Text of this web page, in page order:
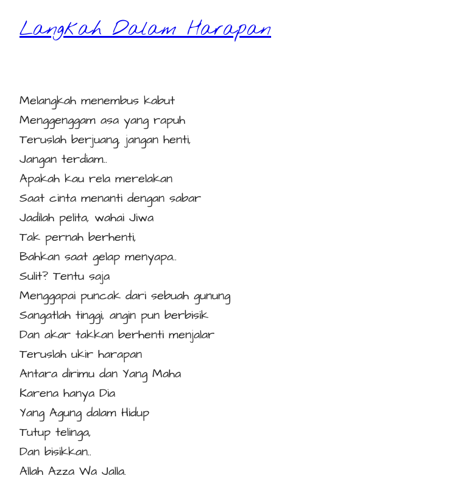
Langkah Dalam Harapan
Melangkah menembus kabut
Menggenggam asa yang rapuh
Teruslah berjuang, jangan henti,
Jangan terdiam..
Apakah kau rela merelakan
Saat cinta menanti dengan sabar
Jadilah pelita, wahai Jiwa
Tak pernah berhenti,
Bahkan saat gelap menyapa..
Sulit? Tentu saja
Menggapai puncak dari sebuah gunung
Sangatlah tinggi, angin pun berbisik
Dan akar takkan berhenti menjalar
Teruslah ukir harapan
Antara dirimu dan Yang Maha
Karena hanya Dia
Yang Agung dalam Hidup
Tutup telinga,
Dan bisikkan..
Allah Azza Wa Jalla.